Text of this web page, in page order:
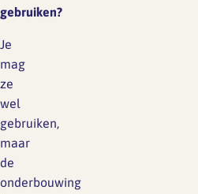
gebruiken?
Je
mag
ze
wel
gebruiken,
maar
de
onderbouwing